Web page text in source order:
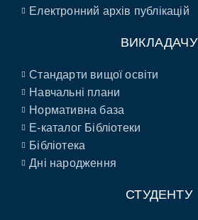
Електронний архів публікацій
ВИКЛАДАЧУ
Стандарти вищої освіти
Навчальні плани
Нормативна база
E-каталог Бібліотеки
Бібліотека
Дні народження
СТУДЕНТУ